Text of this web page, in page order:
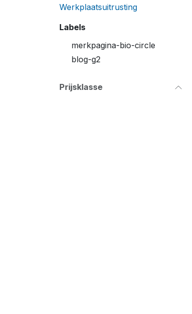
Werkplaatsuitrusting
Labels
merkpagina-bio-circle
blog-g2
Prijsklasse